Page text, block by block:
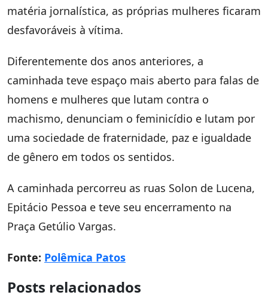
matéria jornalística, as próprias mulheres ficaram
desfavoráveis à vítima.
Diferentemente dos anos anteriores, a
caminhada teve espaço mais aberto para falas de
homens e mulheres que lutam contra o
machismo, denunciam o feminicídio e lutam por
uma sociedade de fraternidade, paz e igualdade
de gênero em todos os sentidos.
A caminhada percorreu as ruas Solon de Lucena,
Epitácio Pessoa e teve seu encerramento na
Praça Getúlio Vargas.
Fonte: Polêmica Patos
Posts relacionados